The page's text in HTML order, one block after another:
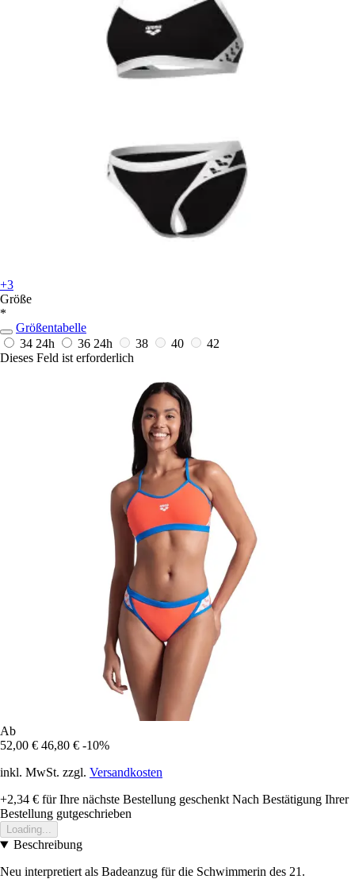
+3
Größe
*
Größentabelle
34 24h 36 24h 38 40
42
Dieses Feld ist erforderlich
Ab
52,00 € 46,80 € -10%
inkl. MwSt. zzgl. Versandkosten
+2,34 € für Ihre nächste Bestellung geschenkt Nach Bestätigung Ihrer
Bestellung gutgeschrieben
Loading...
Beschreibung
Neu interpretiert als Badeanzug für die Schwimmerin des 21.